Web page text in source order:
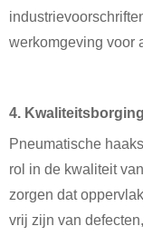
werkomgeving voor
4. Kwaliteitsborging
Pneumatische
rol in de kwaliteit
zorgen dat
vrij zijn van